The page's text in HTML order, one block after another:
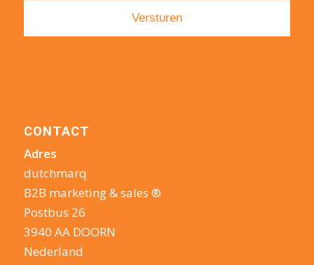
CONTACT
Adres
dutchmarq
B2B marketing & sales ®
Postbus 26
3940 AA DOORN
Nederland